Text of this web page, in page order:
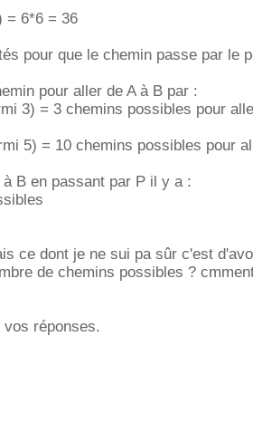
= 6*6 = 36
pour que le chemin passe par le
pour aller de A à B par :
3) = 3 chemins possibles pour
5) = 10 chemins possibles pour
B en passant par P il y a :
ce dont je ne sui pa sûr c'est
de chemins possibles ?
réponses.